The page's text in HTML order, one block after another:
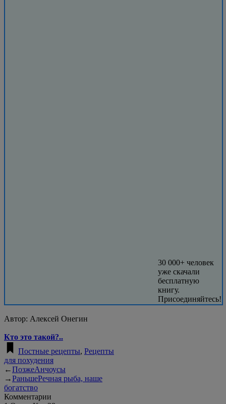
30 000+ человек
уже скачали
бесплатную
книгу.
Присоединяйтесь!
Автор: Алексей Онегин
Кто это такой?..
Постные рецепты, Рецепты
для похудения
←ПозжеАнчоусы
→РаньшеРечная рыба, наше
богатство
Комментарии